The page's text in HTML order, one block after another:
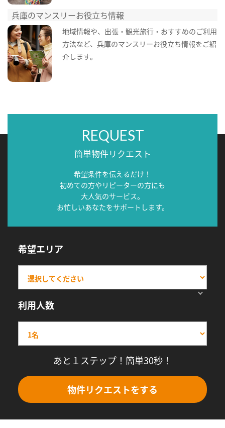
兵庫のマンスリーお役立ち情報
地域情報や、出張・観光旅行・おすすめのご利用
方法など、兵庫のマンスリーお役立ち情報をご紹
介します。
REQUEST
簡単物件リクエスト
希望条件を伝えるだけ！
初めての方やリピーターの方にも
大人気のサービス。
お忙しいあなたをサポートします。
希望エリア
利用人数
あと１ステップ！簡単30秒！
物件リクエストをする